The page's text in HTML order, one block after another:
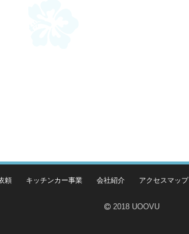
頼 キッチンカー事業 会社紹介 アクセスマップ
2018 UOOVU